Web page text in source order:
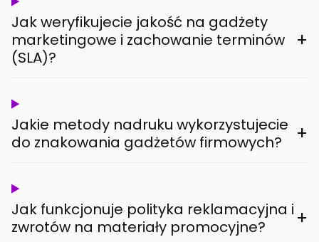
Jak weryfikujecie jakość na gadżety
marketingowe i zachowanie terminów
(SLA)?
+
Jakie metody nadruku wykorzystujecie
do znakowania gadżetów firmowych?
+
Jak funkcjonuje polityka reklamacyjna i
zwrotów na materiały promocyjne?
+